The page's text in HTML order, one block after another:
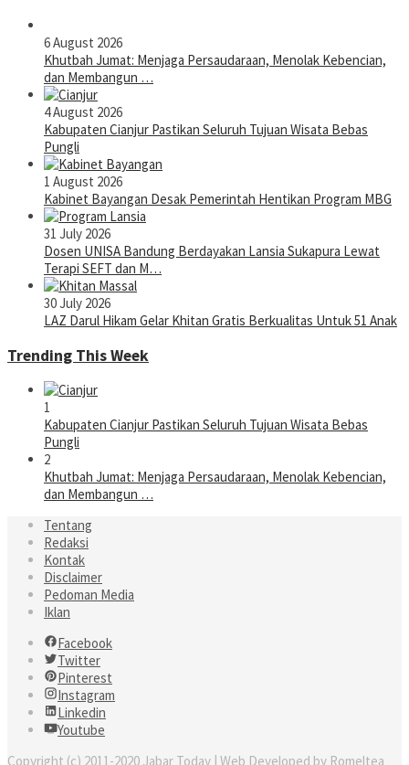
6 August 2026
Khutbah Jumat: Menjaga Persaudaraan, Menolak Kebencian,
dan Membangun …
4 August 2026
Kabupaten Cianjur Pastikan Seluruh Tujuan Wisata Bebas
Pungli
1 August 2026
Kabinet Bayangan Desak Pemerintah Hentikan Program MBG
31 July 2026
Dosen UNISA Bandung Berdayakan Lansia Sukapura Lewat
Terapi SEFT dan M…
30 July 2026
LAZ Darul Hikam Gelar Khitan Gratis Berkualitas Untuk 51 Anak
Trending This Week
1
Kabupaten Cianjur Pastikan Seluruh Tujuan Wisata Bebas
Pungli
2
Khutbah Jumat: Menjaga Persaudaraan, Menolak Kebencian,
dan Membangun …
Tentang
Redaksi
Kontak
Disclaimer
Pedoman Media
Iklan
Facebook
Twitter
Pinterest
Instagram
Linkedin
Youtube
Copyright (c) 2011-2020 Jabar Today | Web Developed by Romeltea